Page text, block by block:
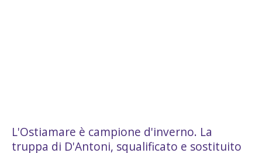
L'Ostiamare è campione d'inverno. La
truppa di D'Antoni, squalificato e sostituito